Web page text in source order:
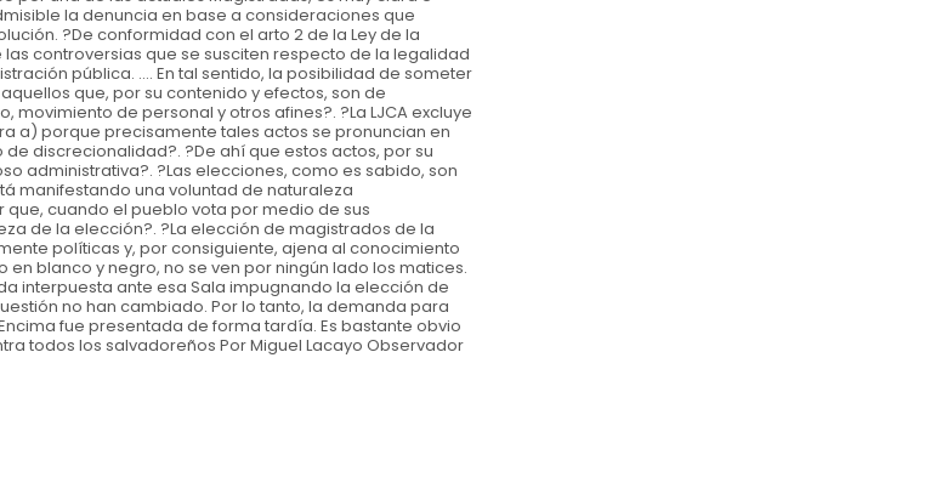
la denuncia en base a consideraciones que
?De conformidad con el arto 2 de la Ley de la
controversias que se susciten respecto de la legalidad
pública. .... En tal sentido, la posibilidad de someter
que, por su contenido y efectos, son de
de personal y otros afines?. ?La LJCA excluye
a) porque precisamente tales actos se pronuncian en
discrecionalidad?. ?De ahí que estos actos, por su
administrativa?. ?Las elecciones, como es sabido, son
manifestando una voluntad de naturaleza
cuando el pueblo vota por medio de sus
de la elección?. ?La elección de magistrados de la
políticas y, por consiguiente, ajena al conocimiento
blanco y negro, no se ven por ningún lado los matices.
interpuesta ante esa Sala impugnando la elección de
no han cambiado. Por lo tanto, la demanda para
fue presentada de forma tardía. Es bastante obvio
todos los salvadoreños Por Miguel Lacayo Observador